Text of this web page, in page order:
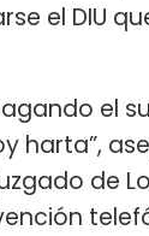
el DIU
el
harta”,
de